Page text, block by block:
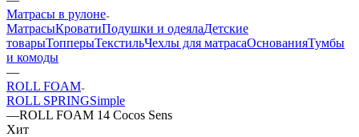
Матрасы в рулоне
МатрасыКроватиПодушки и одеялаДетские
товарыТопперыТекстильЧехлы для матрасаОснованияТумбы
и комоды
—
ROLL FOAM
ROLL SPRINGSimple
—ROLL FOAM 14 Cocos Sens
Хит